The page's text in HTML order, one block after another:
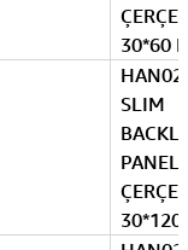
30*60
SLIM
PANEL
30*120